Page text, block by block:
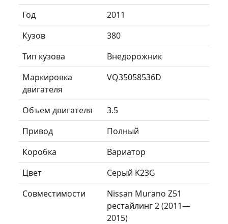
Год
2011
Кузов
380
Тип кузова
Внедорожник
Маркировка
двигателя
VQ35058536D
Объем двигателя
3.5
Привод
Полный
Коробка
Вариатор
Цвет
Серый K23G
Совместимости
Nissan Murano Z51
рестайлинг 2 (2011—
2015)